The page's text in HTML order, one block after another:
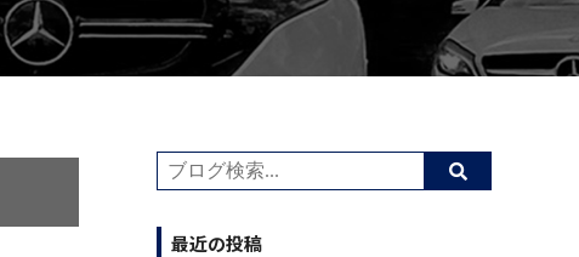
最近の投稿